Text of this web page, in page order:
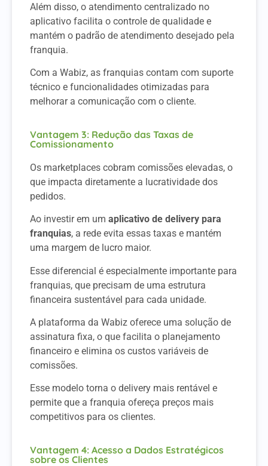
Além disso, o atendimento centralizado no
aplicativo facilita o controle de qualidade e
mantém o padrão de atendimento desejado pela
franquia.
Com a Wabiz, as franquias contam com suporte
técnico e funcionalidades otimizadas para
melhorar a comunicação com o cliente.
Vantagem 3: Redução das Taxas de
Comissionamento
Os marketplaces cobram comissões elevadas, o
que impacta diretamente a lucratividade dos
pedidos.
Ao investir em um aplicativo de delivery para
franquias, a rede evita essas taxas e mantém
uma margem de lucro maior.
Esse diferencial é especialmente importante para
franquias, que precisam de uma estrutura
financeira sustentável para cada unidade.
A plataforma da Wabiz oferece uma solução de
assinatura fixa, o que facilita o planejamento
financeiro e elimina os custos variáveis de
comissões.
Esse modelo torna o delivery mais rentável e
permite que a franquia ofereça preços mais
competitivos para os clientes.
Vantagem 4: Acesso a Dados Estratégicos
sobre os Clientes